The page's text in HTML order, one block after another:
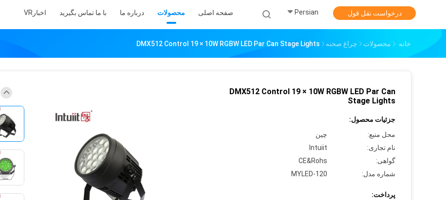
صفحه اصلی محصولات درباره ما با ما تماس بگیرید اخبار VR Persian درخواست نقل قول
خانه محصولات چراغ صحنه DMX512 Control 19 × 10W RGBW LED Par Can Stage Lights
DMX512 Control 19 × 10W RGBW LED Par Can
Stage Lights
جزئیات محصول:
محل منبع:
چین
نام تجاری:
Intuiit
گواهی:
CE&Rohs
شماره مدل:
MYLED-120
پرداخت: